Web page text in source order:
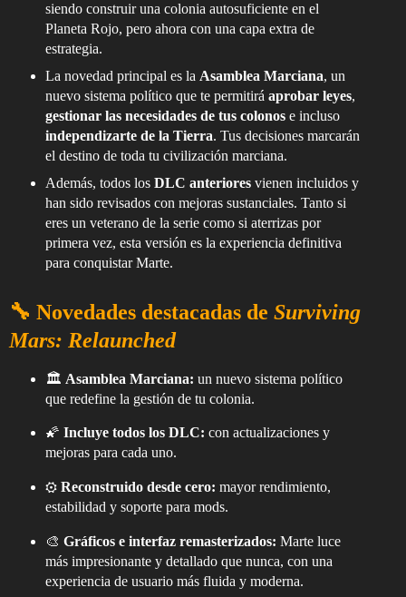
siendo construir una colonia autosuficiente en el
Planeta Rojo, pero ahora con una capa extra de
estrategia.
La novedad principal es la Asamblea Marciana, un
nuevo sistema político que te permitirá aprobar leyes,
gestionar las necesidades de tus colonose incluso
independizarte de la Tierra. Tus decisiones marcarán
el destino de toda tu civilización marciana.
Además, todos los DLC anterioresvienen incluidos y
han sido revisados con mejoras sustanciales. Tanto si
eres un veterano de la serie como si aterrizas por
primera vez, esta versión es la experiencia definitiva
para conquistar Marte.
🔧 Novedades destacadas de Surviving
Mars: Relaunched
🏛️ Asamblea Marciana: un nuevo sistema político
que redefine la gestión de tu colonia.
🌠 Incluye todos los DLC: con actualizaciones y
mejoras para cada uno.
⚙️ Reconstruido desde cero: mayor rendimiento,
estabilidad y soporte para mods.
🎨 Gráficos e interfaz remasterizados: Marte luce
más impresionante y detallado que nunca, con una
experiencia de usuario más fluida y moderna.